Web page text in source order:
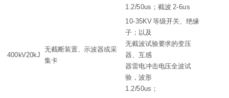
1.2/50us；截波 2-6us
400kV20kJ
无截断装置、示波器或采
集卡
10-35KV 等级开关、绝缘
子；以及
无截波试验要求的变压
器、互感
器雷电冲击电压全波试
验，波形
1.2/50us；